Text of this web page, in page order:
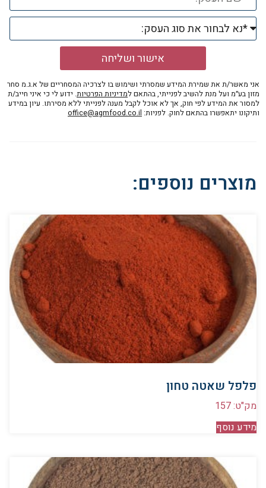
אישור ושליחה
אני מאשר/ת את שמירת המידע שמסרתי ושימוש בו לצרכיה המסחריים של א.ג.מ סחר
מזון בע״מ ועל מנת להשיב לפנייתי, בהתאם למדיניות הפרטיות. ידוע לי כי איני חייב/ת
למסור את המידע לפי חוק, אך לא אוכל לקבל מענה לפנייתי ללא מסירתו. עיון במידע
ותיקונו יתאפשרו בהתאם לחוק. לפניות: office@agmfood.co.il
מוצרים נוספים:
פלפל שאטה טחון
מק"ט: 157
מידע נוסף